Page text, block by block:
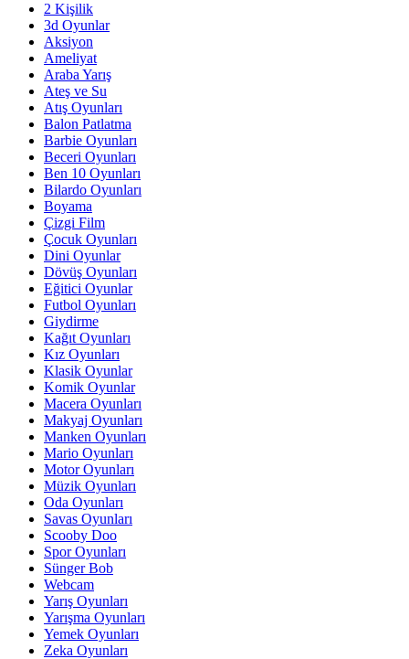
2 Kişilik
3d Oyunlar
Aksiyon
Ameliyat
Araba Yarış
Ateş ve Su
Atış Oyunları
Balon Patlatma
Barbie Oyunları
Beceri Oyunları
Ben 10 Oyunları
Bilardo Oyunları
Boyama
Çizgi Film
Çocuk Oyunları
Dini Oyunlar
Dövüş Oyunları
Eğitici Oyunlar
Futbol Oyunları
Giydirme
Kağıt Oyunları
Kız Oyunları
Klasik Oyunlar
Komik Oyunlar
Macera Oyunları
Makyaj Oyunları
Manken Oyunları
Mario Oyunları
Motor Oyunları
Müzik Oyunları
Oda Oyunları
Savas Oyunları
Scooby Doo
Spor Oyunları
Sünger Bob
Webcam
Yarış Oyunları
Yarışma Oyunları
Yemek Oyunları
Zeka Oyunları